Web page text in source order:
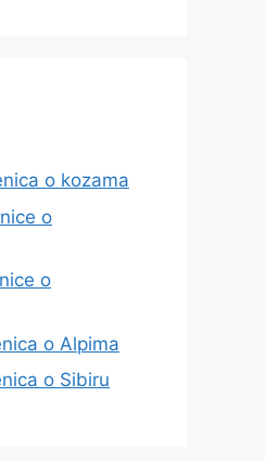
o kozama
o
o
o Alpima
o Sibiru